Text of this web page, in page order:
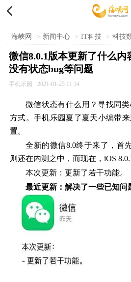

海峡网 > 新闻中心 > IT科技 > 科技
微信8.0.1版本更新了什么内
没有状态bug等问题
手机乐园 2021-01-25 11:34
微信状态有什么用？寻找同
方式。手机乐园夏了夏天小编带
置。
全新的微信8.0终于来了，首
则还在内测之中，而现在，iOS
本次更新：更新了若干功能。
最近更新：解决了一些已知问